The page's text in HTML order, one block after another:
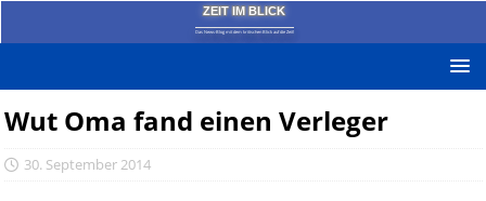
ZEIT IM BLICK
Das News-Blog mit dem kritischen Blick auf die Zeit!
Wut Oma fand einen Verleger
30. September 2014